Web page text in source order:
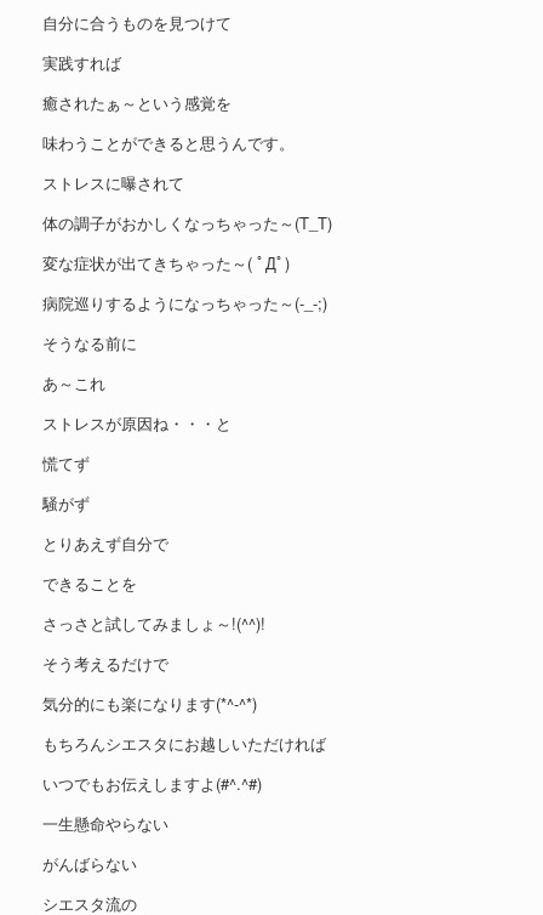
自分に合うものを見つけて
実践すれば
癒されたぁ～という感覚を
味わうことができると思うんです。
ストレスに曝されて
体の調子がおかしくなっちゃった～(T_T)
変な症状が出てきちゃった～( ﾟДﾟ)
病院巡りするようになっちゃった～(-_-;)
そうなる前に
あ～これ
ストレスが原因ね・・・と
慌てず
騒がず
とりあえず自分で
できることを
さっさと試してみましょ～!(^^)!
そう考えるだけで
気分的にも楽になります(*^-^*)
もちろんシエスタにお越しいただければ
いつでもお伝えしますよ(#^.^#)
一生懸命やらない
がんばらない
シエスタ流の